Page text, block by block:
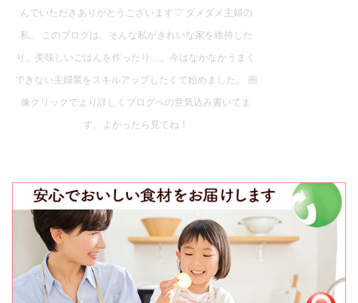
んでいただきありがとうございます♡ ダメダメ主婦の
私。 このブログは、そんな私がきれいな家を維持した
り、美味しいごはんを作ったり…。今はなかなかうまく
できない主婦業をスキルアップしたくて始めました。 画
像クリックでより詳しくブログへの意気込み書いてま
す。よかったら見てね！